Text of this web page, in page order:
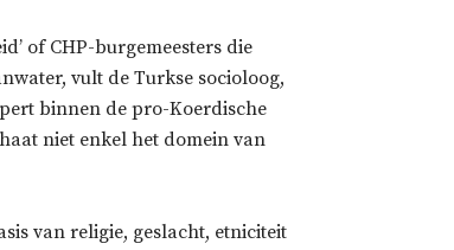
of CHP-burgemeesters die
vult de Turkse socioloog,
binnen de pro-Koerdische
niet enkel het domein van
van religie, geslacht, etniciteit